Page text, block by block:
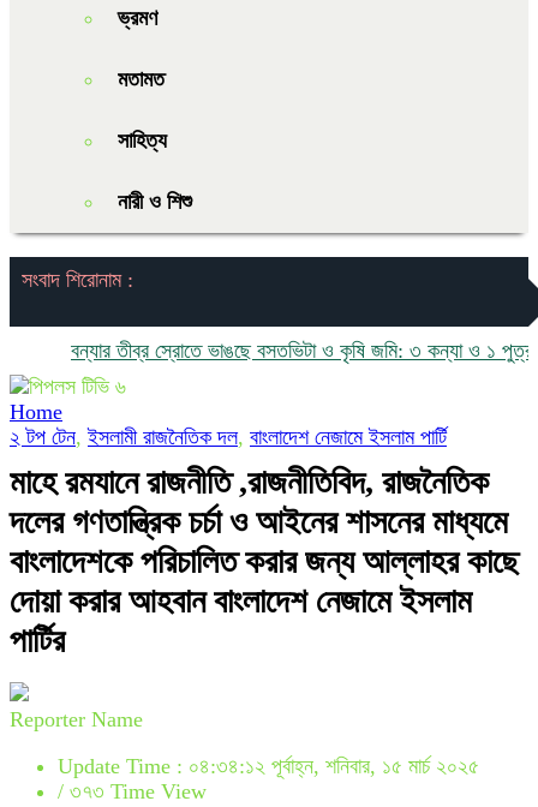
ভ্রমণ
মতামত
সাহিত্য
নারী ও শিশু
সংবাদ শিরোনাম :
বন্যার তীব্র স্রোতে ভাঙছে বসতভিটা ও কৃষি জমি: ৩ কন্যা ও ১ পুত্র
Home
২ টপ টেন,ইসলামী রাজনৈতিক দল, বাংলাদেশ নেজামে ইসলাম পার্টি
মাহে রমযানে রাজনীতি ,রাজনীতিবিদ, রাজনৈতিক
দলের গণতান্ত্রিক চর্চা ও আইনের শাসনের মাধ্যমে
বাংলাদেশকে পরিচালিত করার জন্য আল্লাহর কাছে
দোয়া করার আহবান বাংলাদেশ নেজামে ইসলাম
পার্টির
Reporter Name
Update Time : ০৪:৩৪:১২ পূর্বাহ্ন, শনিবার, ১৫ মার্চ ২০২৫
/ ৩৭৩ Time View